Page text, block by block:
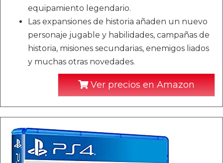
equipamiento legendario.
Las expansiones de historia añaden un nuevo
personaje jugable y habilidades, campañas de
historia, misiones secundarias, enemigos liados
y muchas otras novedades.
Ver precios en Amazon